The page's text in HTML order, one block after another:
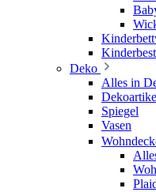
Deko
Alles in
Spiegel
Vasen